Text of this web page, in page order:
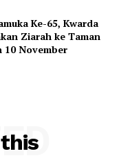
Ke-65, Kwarda
Ziarah ke Taman
10 November